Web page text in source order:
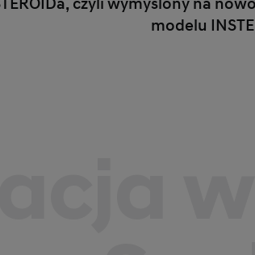
czyli wymyślony na
modelu